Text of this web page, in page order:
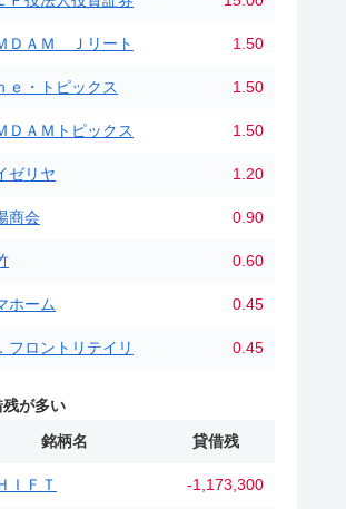
ＤＡＭ Ｊリート 1.50
ｅ・トピックス 1.50
ＤＡＭトピックス 1.50
ゼリヤ 1.20
商会 0.90
0.60
ホーム 0.45
フロントリテイリ 0.45
が多い
銘柄名 貸借残
ＩＦＴ -1,173,300